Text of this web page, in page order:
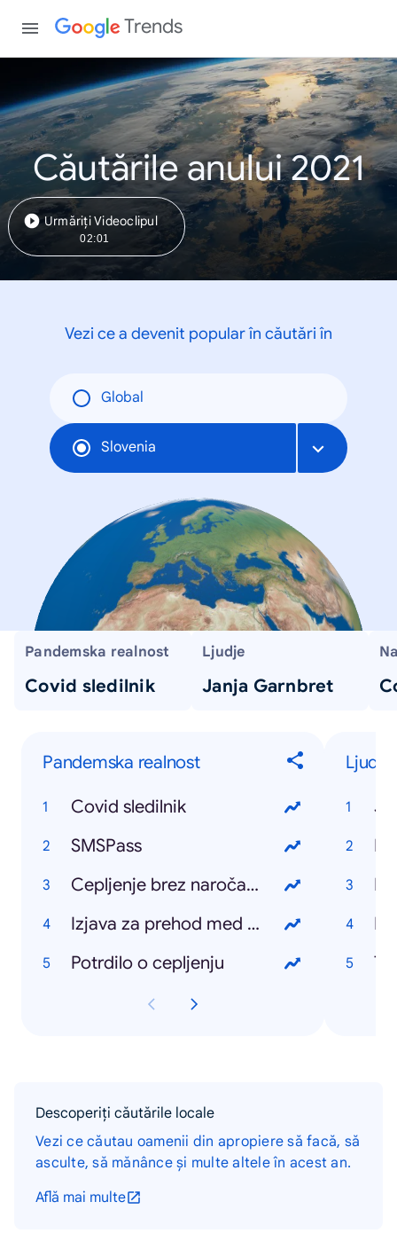
Trends
Căutările anului 2021
Urmăriți Videoclipul
02:01
Vezi ce a devenit popular în căutări în
Global
Slovenia
Pandemska realnost
Covid sledilnik
Ljudje
Janja Garnbret
Pandemska realnost
Covid sledilnik
SMSPass
Cepljenje brez naročanja
Izjava za prehod med občinami
Potrdilo o cepljenju
Ljudje
Descoperiți căutările locale
Vezi ce căutau oamenii din apropiere să facă, să
asculte, să mănânce și multe altele în acest an.
Află mai multe